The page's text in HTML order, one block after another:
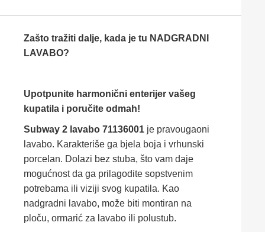
Zašto tražiti dalje, kada je tu NADGRADNI
LAVABO?
Upotpunite harmonični enterijer vašeg
kupatila i poručite odmah!
Subway 2 lavabo 71136001 je pravougaoni
lavabo. Karakteriše ga bjela boja i vrhunski
porcelan. Dolazi bez stuba, što vam daje
mogućnost da ga prilagodite sopstvenim
potrebama ili viziji svog kupatila. Kao
nadgradni lavabo, može biti montiran na
ploču, ormarić za lavabo ili polustub.